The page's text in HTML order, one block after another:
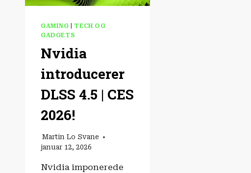
GAMING
TECH OG
GADGETS
Nvidia
introducerer
DLSS 4.5 | CES
2026!
Martin Lo Svane
januar 12, 2026
Nvidia imponerede